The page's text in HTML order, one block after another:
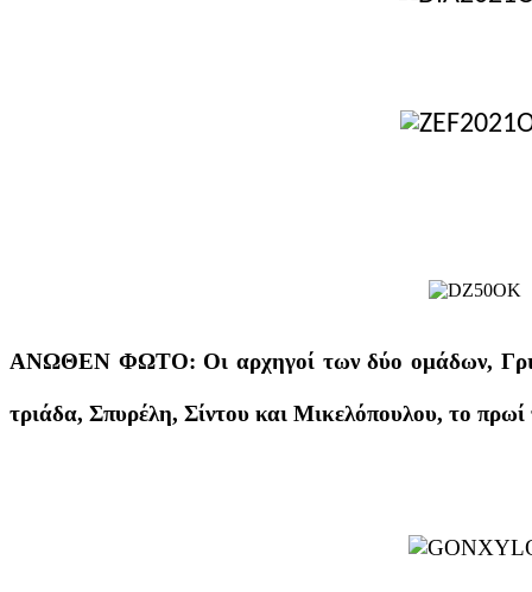
ΑΝΩΘΕΝ ΦΩΤΟ: Οι αρχηγοί των δύο ομάδων,
τριάδα, Σπυρέλη, Σίντου και Μικελόπουλου, το